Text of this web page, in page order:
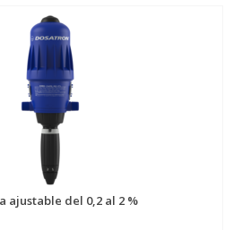
ajustable del 0,2 al 2 %